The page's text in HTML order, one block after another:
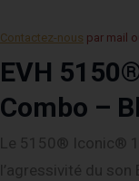
Contactez-nous par mail
EVH
Combo –
Le 5150® Iconic®
l’agressivité du